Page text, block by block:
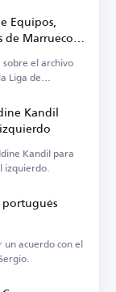
Equipos,
Marruecos
el archivo
Liga de
Kandil
Kandil para
izquierdo.
acuerdo con el